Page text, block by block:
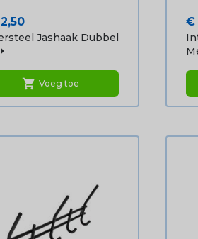
Jashaak Dubbel
shopping_cart Voeg toe
€